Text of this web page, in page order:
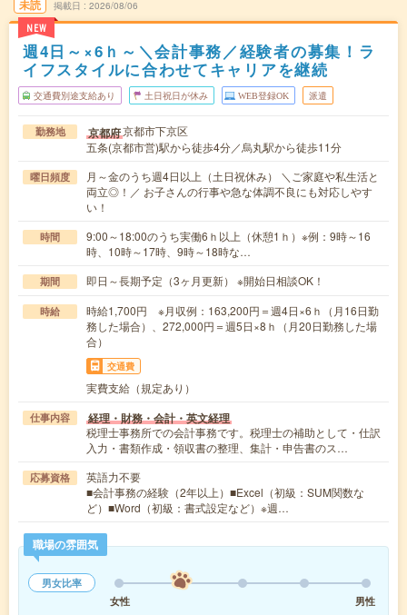
未読
NEW
掲載日 2026/08/06
週4日～×6ｈ～＼会計事務／経験者の募集！ラ
イフスタイルに合わせてキャリアを継続
交通費別途支給あり 土日祝日が休み WEB登録OK 派遣
勤務地 京都府京都市下京区
五条(京都市営)駅から徒歩4分／烏丸駅から徒歩11分
曜日頻度
月～金のうち週4日以上（土日祝休み） ＼ご家庭や私生活と
両立◎！／ お子さんの行事や急な体調不良にも対応しやす
い！
時間
9:00～18:00のうち実働6ｈ以上（休憩1ｈ）※例：9時～16
時、10時～17時、9時～18時な…
期間 即日～長期予定（3ヶ月更新） ※開始日相談OK！
時給
時給1,700円 ※月収例：163,200円＝週4日×6ｈ（月16日勤
務した場合）、272,000円＝週5日×8ｈ（月20日勤務した場
合）
交通費
実費支給（規定あり）
仕事内容 経理・財務・会計・英文経理
税理士事務所での会計事務です。税理士の補助として・仕訳
入力・書類作成・領収書の整理、集計・申告書のス…
応募資格
英語力不要
■会計事務の経験（2年以上）■Excel（初級：SUM関数な
ど）■Word（初級：書式設定など）※週…
職場の雰囲気
男女比率
女性
男性